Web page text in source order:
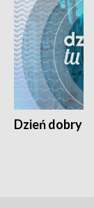
Dzień dobry